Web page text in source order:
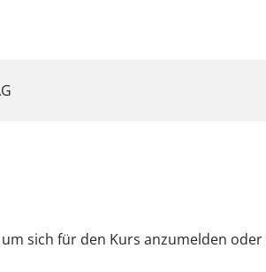
sich für den Kurs anzumelden